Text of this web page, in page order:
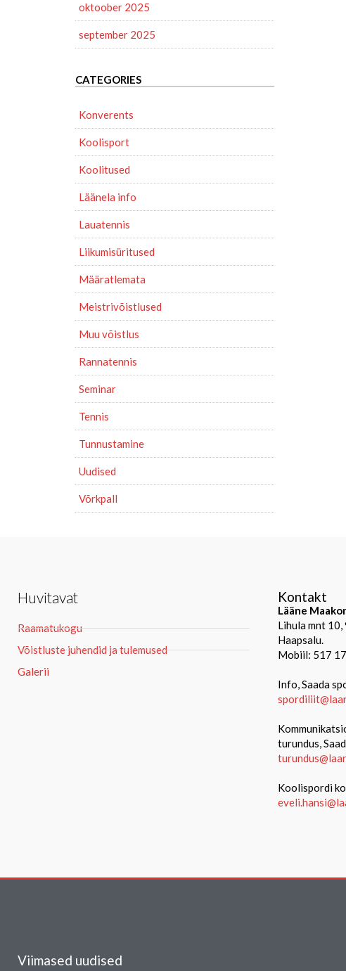
oktoober 2025
september 2025
CATEGORIES
Konverents
Koolisport
Koolitused
Läänela info
Lauatennis
Liikumisüritused
Määratlemata
Meistrivõistlused
Muu võistlus
Rannatennis
Seminar
Tennis
Tunnustamine
Uudised
Võrkpall
Huvitavat
Raamatukogu
Võistluste juhendid ja tulemused
Galerii
Kontakt
Lääne
Lihula mnt
Haapsalu.
Mobiil: 517
Info, Saada
turundus,
Koolispordi
Viimased uudised